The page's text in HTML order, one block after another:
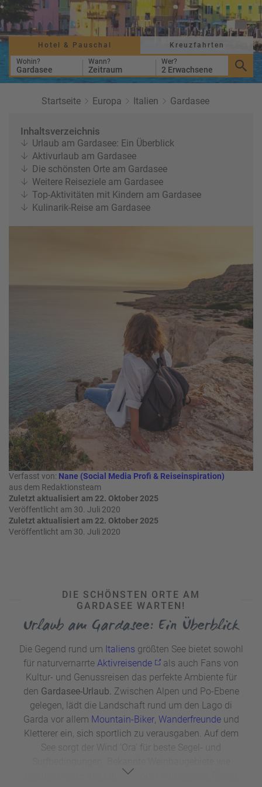
s
M
at
s
s
e
e
x
p
e
rt
o
n
s
r
P
a
rt
n
r
r
e
u
f
a
h
e
u
c
r
L
in
ut
e
U
rl
a
u
ld
of
ef
it
s
P
Y
B
A
C
K
B
o
n
u
a
m
m
Hotel & Pauschal
Kreuzfahrten
Wohin?
Gardasee
Wann?
Zeitraum
Wer?
2 Erwachsene
Startseite Europa Italien Gardasee
Inhaltsverzeichnis
Urlaub am Gardasee: Ein Überblick
Aktivurlaub am Gardasee
Die schönsten Orte am Gardasee
Weitere Reiseziele am Gardasee
Top-Aktivitäten mit Kindern am Gardasee
Kulinarik-Reise am Gardasee
Verfasst von: Nane (Social Media Profi & Reiseinspiration)
aus dem Redaktionsteam
Zuletzt aktualisiert am 22. Oktober 2025
Veröffentlicht am 30. Juli 2020
Zuletzt aktualisiert am 22. Oktober 2025
Veröffentlicht am 30. Juli 2020
DIE SCHÖNSTEN ORTE AM
GARDASEE WARTEN!
Urlaub am Gardasee: Ein Überblick
Die Gegend rund um Italiens größten See bietet sowohl
für naturvernarrte Aktivreisende
als auch Fans von
Kultur- und Genussreisen das perfekte Ambiente für
den Gardasee-Urlaub. Zwischen Alpen und Po-Ebene
gelegen, lädt die Landschaft rund um den Lago di
Garda vor allem Mountain-Biker, Wanderfreundeund
Kletterer ein, sich sportlich zu verausgaben. Auf dem
See sorgt der Wind 'Ora' für beste Segel- und
beispielsweise das Lugana- oder Valpolicella-Gebiet